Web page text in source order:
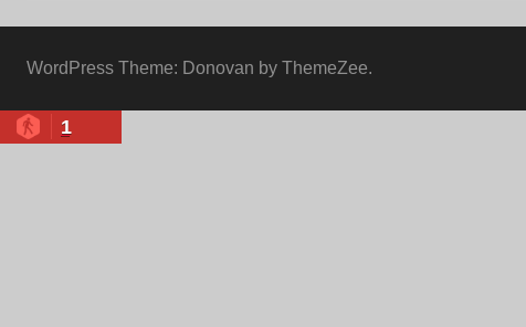
WordPress Theme: Donovan by ThemeZee.
1